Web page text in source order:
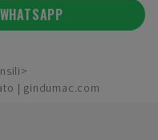
| gindumac.com